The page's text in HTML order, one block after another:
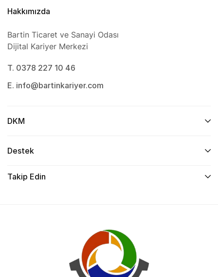
Hakkımızda
Bartin Ticaret ve Sanayi Odası
Dijital Kariyer Merkezi
T. 0378 227 10 46
E. info@bartinkariyer.com
DKM
Destek
Takip Edin